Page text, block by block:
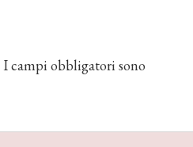
I campi obbligatori sono